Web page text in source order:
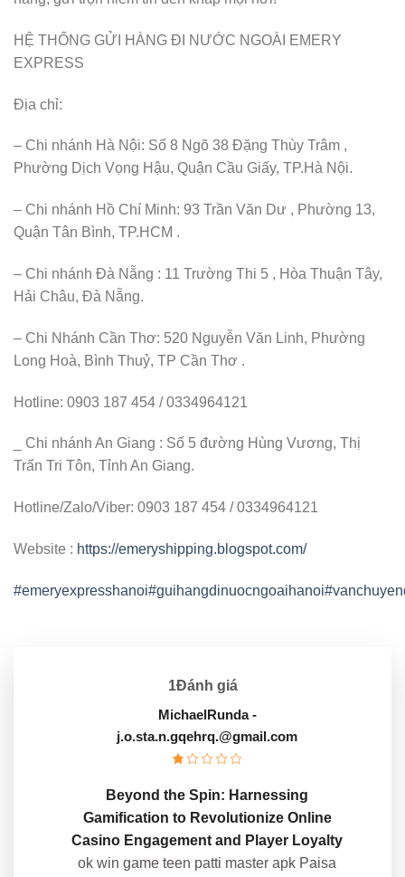
HỆ THỐNG GỬI HÀNG ĐI NƯỚC NGOÀI EMERY
EXPRESS
Địa chỉ:
– Chi nhánh Hà Nội: Số 8 Ngõ 38 Đặng Thùy Trâm ,
Phường Dịch Vọng Hậu, Quận Cầu Giấy, TP.Hà Nội.
– Chi nhánh Hồ Chí Minh: 93 Trần Văn Dư , Phường 13,
Quận Tân Bình, TP.HCM .
– Chi nhánh Đà Nẵng : 11 Trường Thi 5 , Hòa Thuận Tây,
Hải Châu, Đà Nẵng.
– Chi Nhánh Cần Thơ: 520 Nguyễn Văn Linh, Phường
Long Hoà, Bình Thuỷ, TP Cần Thơ .
Hotline: 0903 187 454 / 0334964121
_ Chi nhánh An Giang : Số 5 đường Hùng Vương, Thị
Trấn Tri Tôn, Tỉnh An Giang.
Hotline/Zalo/Viber: 0903 187 454 / 0334964121
Website : https://emeryshipping.blogspot.com/
#emeryexpresshanoi#guihangdinuocngoaihanoi
1Đánh giá
MichaelRunda-
j.o.sta.n.gqehrq.@gmail.com
Beyond the Spin: Harnessing
Gamification to Revolutionize Online
Casino Engagement and Player Loyalty
ok win game teen patti master apk Paisa